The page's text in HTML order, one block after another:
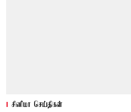
சினிமா செய்திகள்